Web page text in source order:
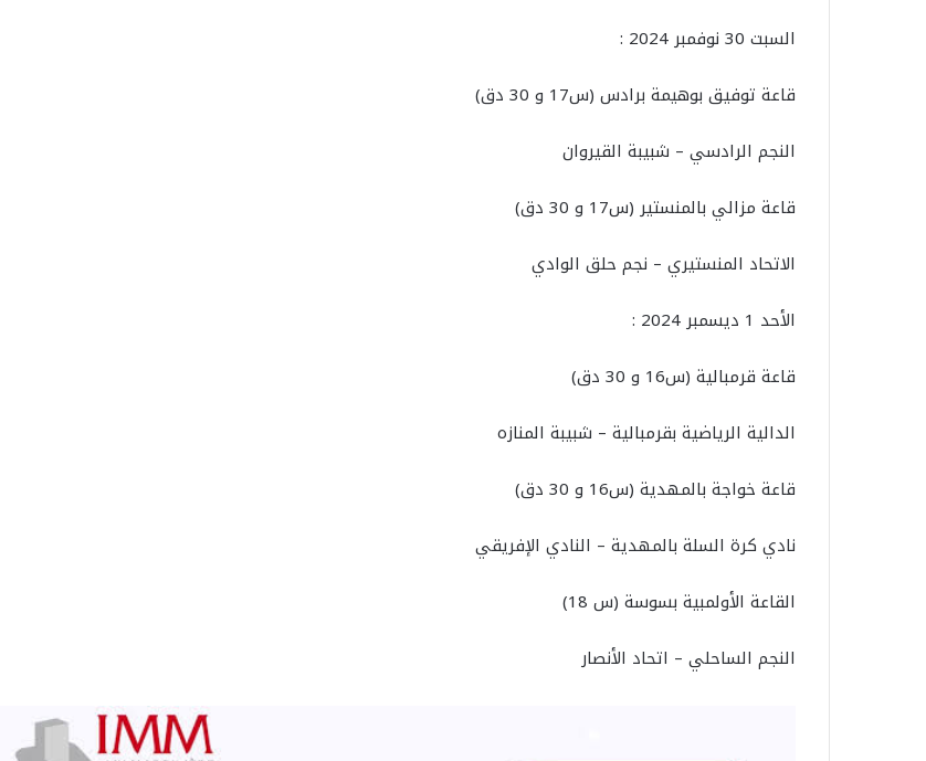
السبت 30 نوفمبر 2024 :
قاعة توفيق بوهيمة برادس (س17 و 30 دق)
النجم الرادسي – شبيبة القيروان
قاعة مزالي بالمنستير (س17 و 30 دق)
الاتحاد المنستيري – نجم حلق الوادي
الأحد 1 ديسمبر 2024 :
قاعة قرمبالية (س16 و 30 دق)
الدالية الرياضية بقرمبالية – شبيبة المنازه
قاعة خواجة بالمهدية (س16 و 30 دق)
نادي كرة السلة بالمهدية – النادي الإفريقي
القاعة الأولمبية بسوسة (س 18)
النجم الساحلي – اتحاد الأنصار